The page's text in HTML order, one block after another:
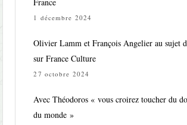
1 décembre 2024
Olivier Lamm et François Angelier au sujet
sur France Culture
27 octobre 2024
Avec Théodoros « vous croirez toucher du
du monde »